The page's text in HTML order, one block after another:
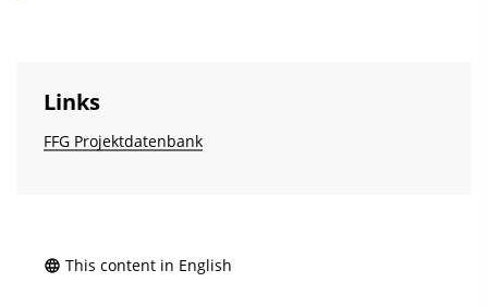
Links
FFG Projektdatenbank
This content in English